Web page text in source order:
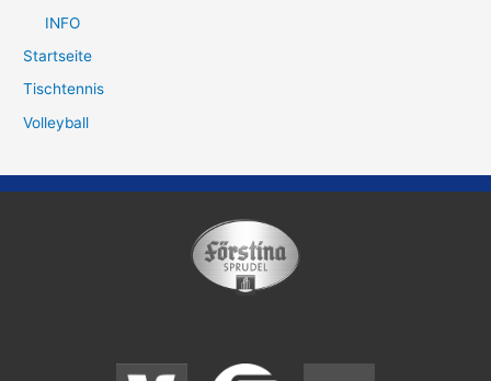
INFO
Startseite
Tischtennis
Volleyball